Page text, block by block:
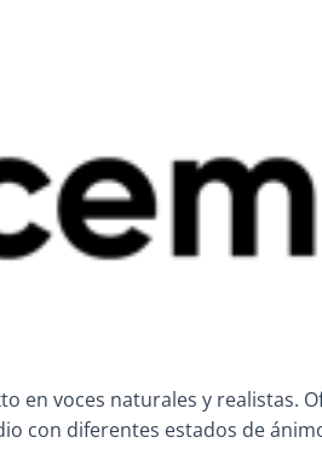
voces naturales y realistas.
con diferentes estados de